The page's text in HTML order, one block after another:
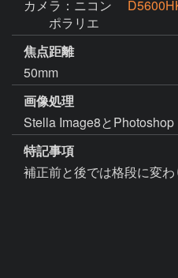
カメラ：ニコン
ポラリエ
焦点距離
50mm
画像処理
Stella Image8と
特記事項
補正前と後では格段に変わ